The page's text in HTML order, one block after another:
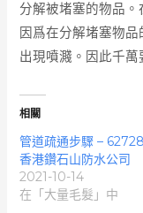
分解被堵塞的物品。
因爲在分解堵塞物
出現噴濺。因此千萬
相關
管道疏通步驟 –
香港鑽石山防水公司
2021-10-14
在「大量毛髮」中